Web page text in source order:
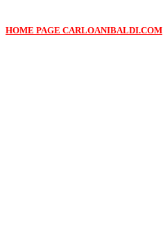
HOME PAGE CARLOANIBALDI.COM